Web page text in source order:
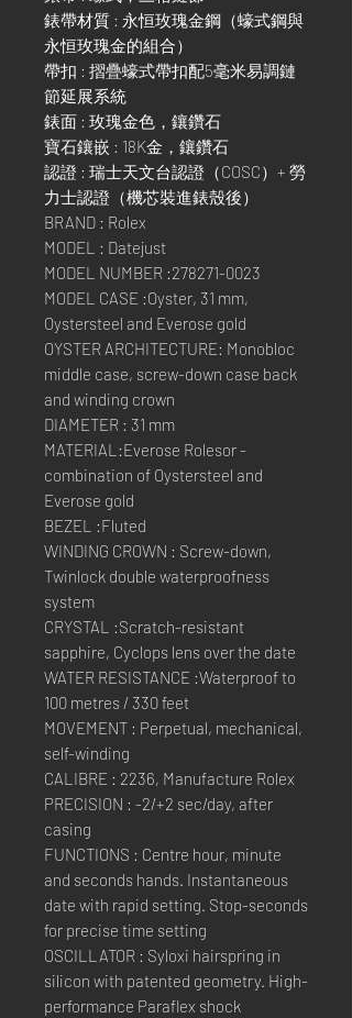
錶帶材質 : 永恒玫瑰金鋼（蠔式鋼與
永恒玫瑰金的組合）
帶扣 : 摺疊蠔式帶扣配5毫米易調鏈
節延展系統
錶面 : 玫瑰金色，鑲鑽石
寶石鑲嵌 : 18K金，鑲鑽石
認證 : 瑞士天文台認證（COSC）+ 勞
力士認證（機芯裝進錶殼後）
BRAND : Rolex
MODEL : Datejust
MODEL NUMBER :278271-0023
MODEL CASE :Oyster, 31 mm,
Oystersteel and Everose gold
OYSTER ARCHITECTURE: Monobloc
middle case, screw-down case back
and winding crown
DIAMETER : 31 mm
MATERIAL:Everose Rolesor -
combination of Oystersteel and
Everose gold
BEZEL :Fluted
WINDING CROWN : Screw-down,
Twinlock double waterproofness
system
CRYSTAL :Scratch-resistant
sapphire, Cyclops lens over the date
WATER RESISTANCE :Waterproof to
100 metres / 330 feet
MOVEMENT : Perpetual, mechanical,
self-winding
CALIBRE : 2236, Manufacture Rolex
PRECISION : -2/+2 sec/day, after
casing
FUNCTIONS : Centre hour, minute
and seconds hands. Instantaneous
date with rapid setting. Stop-seconds
for precise time setting
OSCILLATOR : Syloxi hairspring in
silicon with patented geometry. High-
performance Paraflex shock